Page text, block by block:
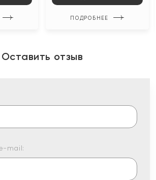
ПОДРОБНЕЕ
Оставить отзыв
mail: